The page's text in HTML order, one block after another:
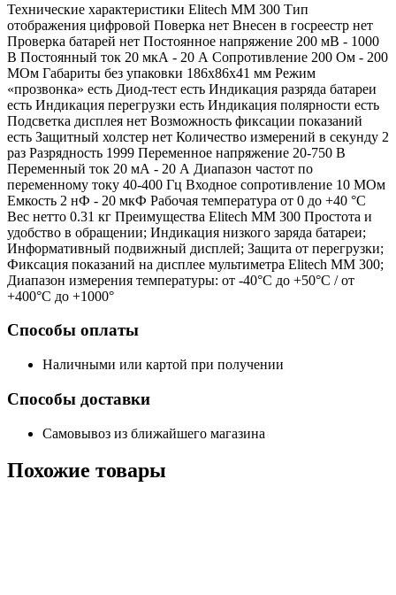
Технические характеристики Elitech ММ 300 Тип
отображения цифровой Поверка нет Внесен в госреестр нет
Проверка батарей нет Постоянное напряжение 200 мВ - 1000
В Постоянный ток 20 мкА - 20 А Сопротивление 200 Ом - 200
МОм Габариты без упаковки 186х86х41 мм Режим
«прозвонка» есть Диод-тест есть Индикация разряда батареи
есть Индикация перегрузки есть Индикация полярности есть
Подсветка дисплея нет Возможность фиксации показаний
есть Защитный холстер нет Количество измерений в секунду 2
раз Разрядность 1999 Переменное напряжение 20-750 В
Переменный ток 20 мА - 20 А Диапазон частот по
переменному току 40-400 Гц Входное сопротивление 10 МОм
Емкость 2 нФ - 20 мкФ Рабочая температура от 0 до +40 °С
Вес нетто 0.31 кг Преимущества Elitech ММ 300 Простота и
удобство в обращении; Индикация низкого заряда батареи;
Информативный подвижный дисплей; Защита от перегрузки;
Фиксация показаний на дисплее мультиметра Elitech ММ 300;
Диапазон измерения температуры: от -40°С до +50°С / от
+400°С до +1000°
Способы оплаты
Наличными или картой при получении
Способы доставки
Самовывоз из ближайшего магазина
Похожие товары